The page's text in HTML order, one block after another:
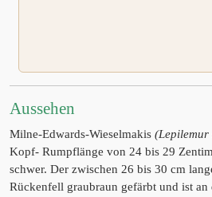
Aussehen
Milne-Edwards-Wieselmakis (Lepilemur
Kopf- Rumpflänge von 24 bis 29
schwer. Der zwischen 26 bis 30 cm
Rückenfell graubraun gefärbt und ist an